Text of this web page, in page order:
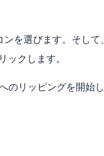
ンを選びます。そして
ックします。
のリッピングを開始し